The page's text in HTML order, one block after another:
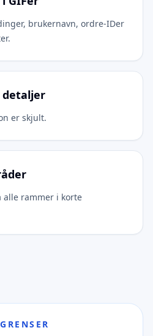
brukernavn, ordre-IDer
detaljer
er skjult.
alle rammer i korte